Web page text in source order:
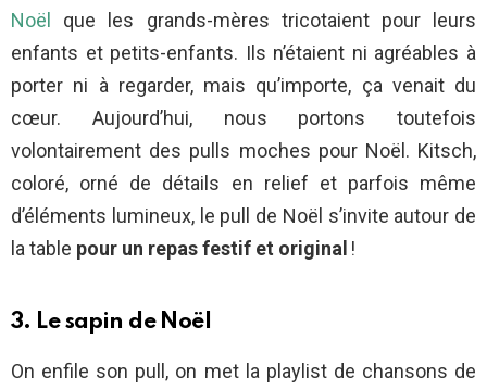
Noël
que les grands-mères tricotaient pour leurs
enfants et petits-enfants. Ils n’étaient ni agréables à
porter ni à regarder, mais qu’importe, ça venait du
cœur. Aujourd’hui, nous portons toutefois
volontairement des pulls moches pour Noël. Kitsch,
coloré, orné de détails en relief et parfois même
d’éléments lumineux, le pull de Noël s’invite autour de
la table pour un repas festif et original !
3. Le sapin de Noël
On enfile son pull, on met la playlist de chansons de